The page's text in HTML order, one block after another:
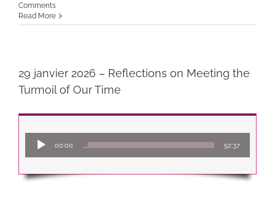
Comments
Read More
29 janvier 2026 – Reflections on Meeting the
Turmoil of Our Time
audio
00:00 52:37